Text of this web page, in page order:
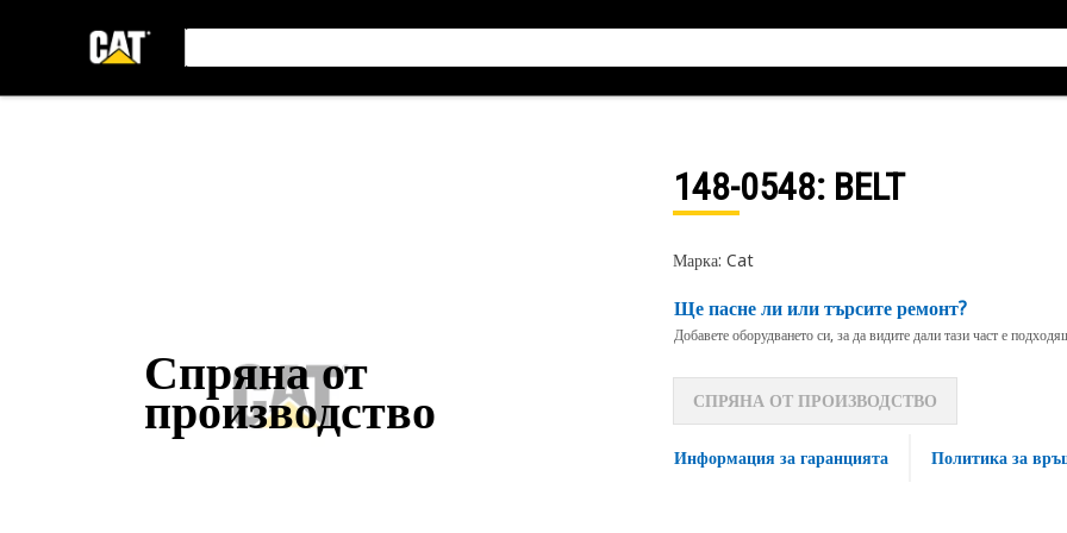
Спряна от
производство
148-0548: BELT
Марка: Cat
Ще пасне ли или търсите ремонт?
Добавете оборудването си, за да видите дали тази част е
СПРЯНА ОТ ПРОИЗВОДСТВО
Информация за гаранцията Политика за